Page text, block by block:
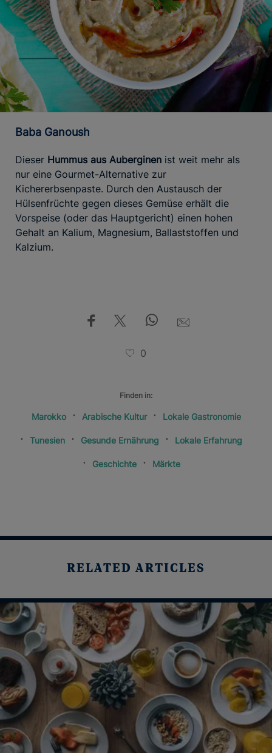
Baba Ganoush
Dieser Hummus aus Auberginen ist weit mehr als
nur eine Gourmet-Alternative zur
Kichererbsenpaste. Durch den Austausch der
Hülsenfrüchte gegen dieses Gemüse erhält die
Vorspeise (oder das Hauptgericht) einen hohen
Gehalt an Kalium, Magnesium, Ballaststoffen und
Kalzium.
0
Finden in:
Marokko Arabische Kultur Lokale Gastronomie
Tunesien Gesunde Ernährung Lokale Erfahrung
Geschichte Märkte
RELATED ARTICLES